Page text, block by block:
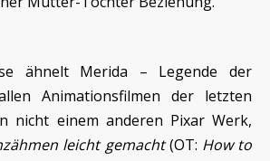
ähnelt Merida – Legende der
Animationsfilmen der letzten
nicht einem anderen Pixar Werk,
leicht gemacht(OT: How to